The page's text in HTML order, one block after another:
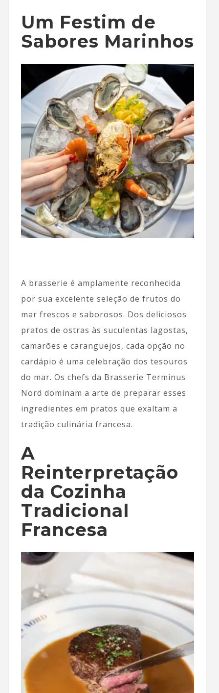
Um Festim de
Sabores Marinhos
A brasserie é amplamente reconhecida
por sua excelente seleção de frutos do
mar frescos e saborosos. Dos deliciosos
pratos de ostras às suculentas lagostas,
camarões e caranguejos, cada opção no
cardápio é uma celebração dos tesouros
do mar. Os chefs da Brasserie Terminus
Nord dominam a arte de preparar esses
ingredientes em pratos que exaltam a
tradição culinária francesa.
A
Reinterpretação
da Cozinha
Tradicional
Francesa